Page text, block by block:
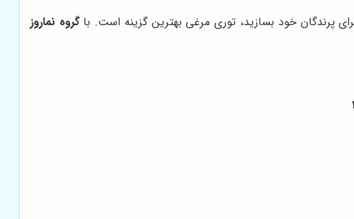
پرندگان خود بسازید، توری مرغی بهترین گزینه است. باگروه نماروز